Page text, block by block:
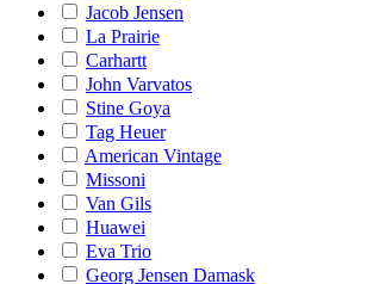
Jacob Jensen
La Prairie
Carhartt
John Varvatos
Stine Goya
Tag Heuer
American Vintage
Missoni
Van Gils
Huawei
Eva Trio
Georg Jensen Damask